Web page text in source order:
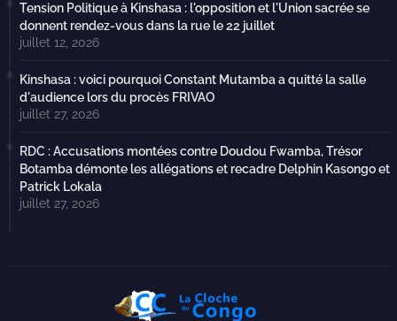
Tension Politique à Kinshasa : l'opposition et l'Union sacrée se
donnent rendez-vous dans la rue le 22 juillet
juillet 12, 2026
Kinshasa : voici pourquoi Constant Mutamba a quitté la salle
d'audience lors du procès FRIVAO
juillet 27, 2026
RDC : Accusations montées contre Doudou Fwamba, Trésor
Botamba démonte les allégations et recadre Delphin Kasongo et
Patrick Lokala
juillet 27, 2026